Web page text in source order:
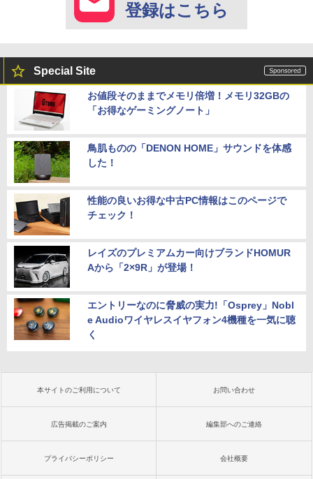
登録はこちら
Special Site
お値段そのままでメモリ倍増！メモリ32GBの
「お得なゲーミングノート」
鳥肌ものの「DENON HOME」サウンドを体感
した！
性能の良いお得な中古PC情報はこのページで
チェック！
レイズのプレミアムカー向けブランドHOMUR
Aから「2×9R」が登場！
エントリーなのに脅威の実力!「Osprey」Nobl
e Audioワイヤレスイヤフォン4機種を一気に聴
く
本サイトのご利用について お問い合わせ
広告掲載のご案内 編集部へのご連絡
プライバシーポリシー 会社概要